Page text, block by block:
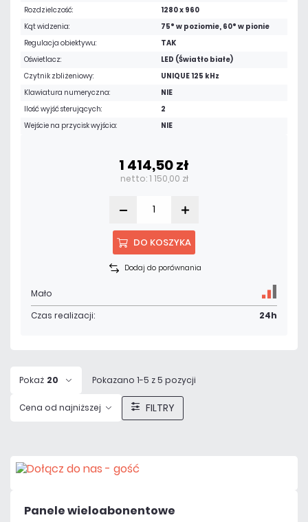
Rozdzielczość:
1280 x 960
Kąt widzenia:
75° w poziomie, 60° w pionie
Regulacja obiektywu:
TAK
Oświetlacz:
LED (Światło białe)
Czytnik zbliżeniowy:
UNIQUE 125 kHz
Klawiatura numeryczna:
NIE
Ilość wyjść sterujących:
2
Wejście na przycisk wyjścia:
NIE
1 414,50 zł
netto: 1 150,00 zł
DO KOSZYKA
Dodaj do porównania
Mało
Czas realizacji:
24h
Pokaż 20 Pokazano 1-5 z 5 pozycji
Cena od najniższej FILTRY
Panele wieloabonentowe